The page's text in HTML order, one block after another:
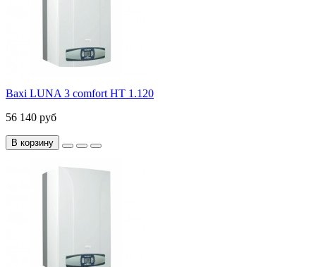
Baxi LUNA 3 comfort HT 1.120
56 140 руб
В корзину